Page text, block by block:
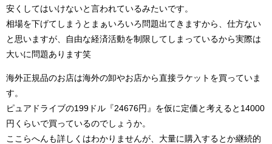
安くしてはいけないと言われているみたいです。
相場を下げてしまうとまぁいろいろ問題出てきますから、仕方ない
と思いますが、自由な経済活動を制限してしまっているから実際は
大いに問題あります笑
海外正規品のお店は海外の卸やお店から直接ラケットを買っていま
す。
ピュアドライブの199ドル『24676円』を仮に定価と考えると14000
円くらいで買っているのでしょうか。
ここらへんも詳しくはわかりませんが、大量に購入するとか継続的